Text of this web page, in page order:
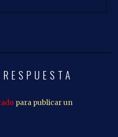
para publicar un